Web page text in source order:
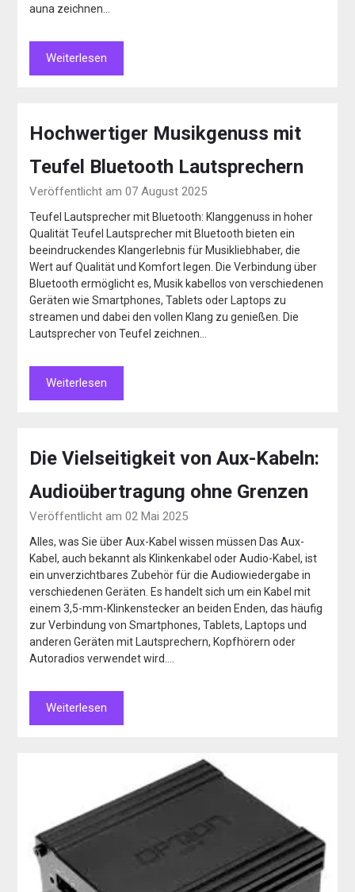
auna zeichnen…
Weiterlesen
Hochwertiger Musikgenuss mit
Teufel Bluetooth Lautsprechern
Veröffentlicht am 07 August 2025
Teufel Lautsprecher mit Bluetooth: Klanggenuss in hoher
Qualität Teufel Lautsprecher mit Bluetooth bieten ein
beeindruckendes Klangerlebnis für Musikliebhaber, die
Wert auf Qualität und Komfort legen. Die Verbindung über
Bluetooth ermöglicht es, Musik kabellos von verschiedenen
Geräten wie Smartphones, Tablets oder Laptops zu
streamen und dabei den vollen Klang zu genießen. Die
Lautsprecher von Teufel zeichnen…
Weiterlesen
Die Vielseitigkeit von Aux-Kabeln:
Audioübertragung ohne Grenzen
Veröffentlicht am 02 Mai 2025
Alles, was Sie über Aux-Kabel wissen müssen Das Aux-
Kabel, auch bekannt als Klinkenkabel oder Audio-Kabel, ist
ein unverzichtbares Zubehör für die Audiowiedergabe in
verschiedenen Geräten. Es handelt sich um ein Kabel mit
einem 3,5-mm-Klinkenstecker an beiden Enden, das häufig
zur Verbindung von Smartphones, Tablets, Laptops und
anderen Geräten mit Lautsprechern, Kopfhörern oder
Autoradios verwendet wird….
Weiterlesen